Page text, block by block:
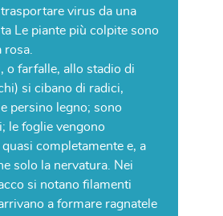
virus da una
Le piante più colpite sono
rosa.
o farfalle, allo stadio di
si cibano di radici,
persino legno; sono
le foglie vengono
completamente e, a
solo la nervatura. Nei
si notano filamenti
a formare ragnatele